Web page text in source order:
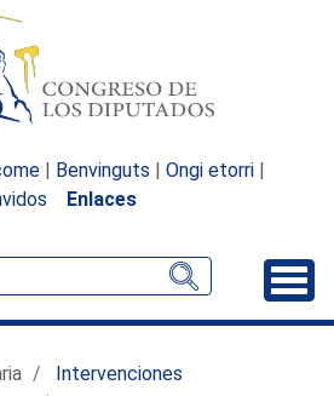
| Benvinguts | Ongi etorri |
Enlaces
Intervenciones